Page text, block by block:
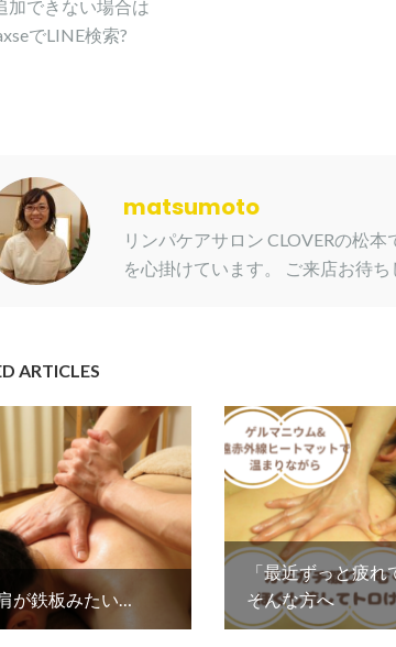
加できない場合は
でLINE検索?
matsumoto
リンパケアサロン CLOVERの松
を心掛けています。 ご来店お待ち
ARTICLES
が鉄板みたい…
「最近ずっと疲れ
そんな方へ